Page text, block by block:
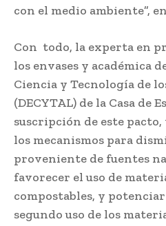
con el medio ambiente”,
Con todo, la experta en
los envases y académica
Ciencia y Tecnología de
(DECYTAL) de la Casa de
suscripción de este pacto,
los mecanismos para
proveniente de fuentes
favorecer el uso de
compostables, y
segundo uso de los